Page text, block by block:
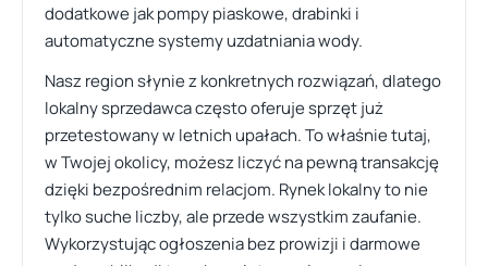
dodatkowe jak pompy piaskowe, drabinki i
automatyczne systemy uzdatniania wody.
Nasz region słynie z konkretnych rozwiązań, dlatego
lokalny sprzedawca często oferuje sprzęt już
przetestowany w letnich upałach. To właśnie tutaj,
w Twojej okolicy, możesz liczyć na pewną transakcję
dzięki bezpośrednim relacjom. Rynek lokalny to nie
tylko suche liczby, ale przede wszystkim zaufanie.
Wykorzystując ogłoszenia bez prowizji i darmowe